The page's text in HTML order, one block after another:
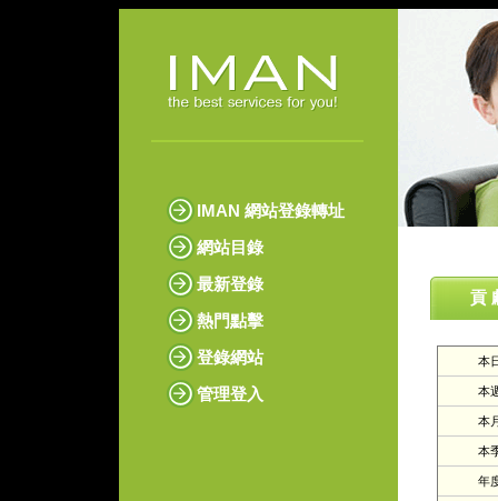
IMAN 網站登錄轉址
網站目錄
最新登錄
熱門點擊
登錄網站
管理登入
貢
本
本
本
本
年